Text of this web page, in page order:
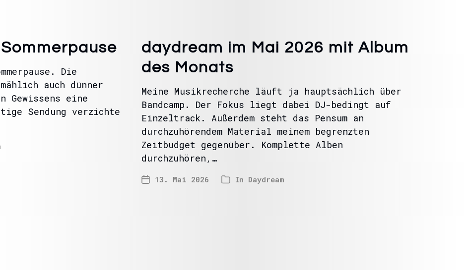
Die
auch dünner
Gewissens eine
Sendung verzichte
daydream im Mai 2026 mit Album
des Monats
Meine Musikrecherche läuft ja hauptsächlich über
Bandcamp. Der Fokus liegt dabei DJ-bedingt auf
Einzeltrack. Außerdem steht das Pensum an
durchzuhörendem Material meinem begrenzten
Zeitbudget gegenüber. Komplette Alben
durchzuhören,…
13. Mai 2026 In Daydream